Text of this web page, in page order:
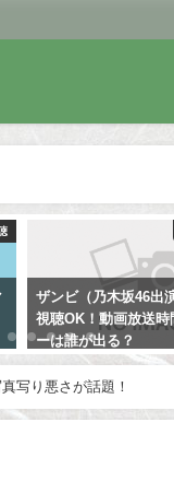
トッケビ（韓国ドラ
視聴できる！動画は
で！
写り悪さが話題！